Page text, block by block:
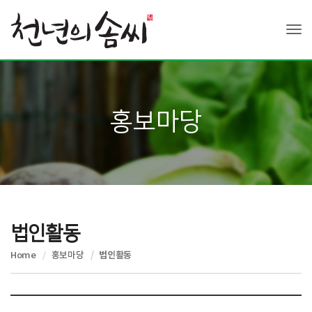
홍보마당
법인활동
Home 홍보마당 법인활동